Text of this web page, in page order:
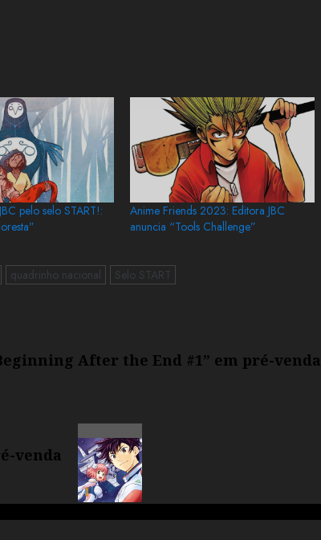
pelo selo START!:
Anime Friends 2023: Editora JBC
anuncia “Tools Challenge”
quadrinho nacional Selo START
After the End #1” em pré-venda
venda